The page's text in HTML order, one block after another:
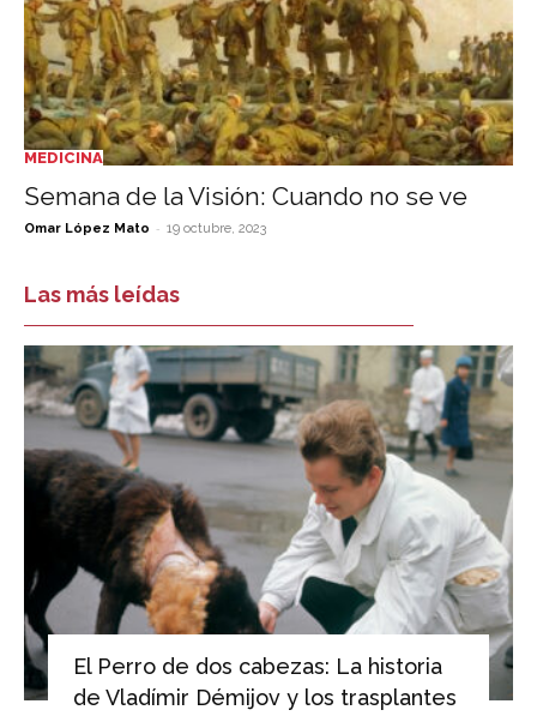
MEDICINA
Semana de la Visión: Cuando no se ve
Omar López Mato - 19 octubre, 2023
Las más leídas
El Perro de dos cabezas: La historia
de Vladímir Démijov y los trasplantes